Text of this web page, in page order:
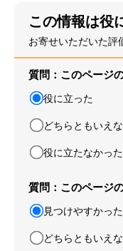
この情報は役
お寄せいただいた評
質問：このページ
役に立った
どちらともいえ
役に立たなかった
質問：このページ
見つけやすかった
どちらともいえ